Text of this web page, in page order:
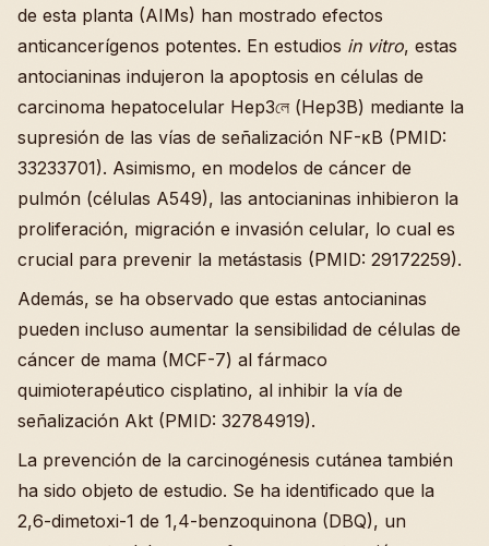
de esta planta (AIMs) han mostrado efectos
anticancerígenos potentes. En estudios in vitro, estas
antocianinas indujeron la apoptosis en células de
carcinoma hepatocelular Hep3লে (Hep3B) mediante la
supresión de las vías de señalización NF-κB (PMID:
33233701). Asimismo, en modelos de cáncer de
pulmón (células A549), las antocianinas inhibieron la
proliferación, migración e invasión celular, lo cual es
crucial para prevenir la metástasis (PMID: 29172259).
Además, se ha observado que estas antocianinas
pueden incluso aumentar la sensibilidad de células de
cáncer de mama (MCF-7) al fármaco
quimioterapéutico cisplatino, al inhibir la vía de
señalización Akt (PMID: 32784919).
La prevención de la carcinogénesis cutánea también
ha sido objeto de estudio. Se ha identificado que la
2,6-dimetoxi-1 de 1,4-benzoquinona (DBQ), un